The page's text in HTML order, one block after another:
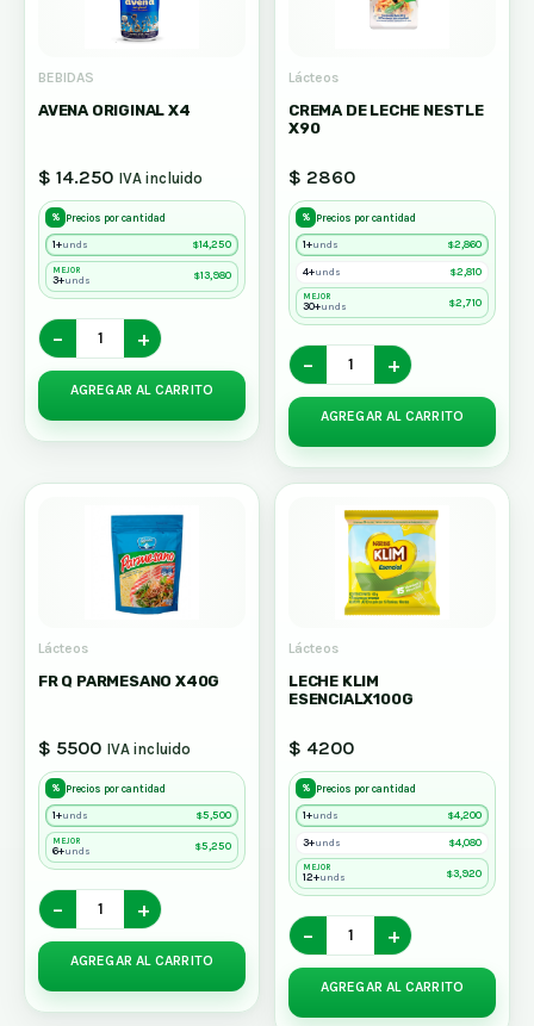
BEBIDAS
AVENA ORIGINAL X4
$ 14.250 IVA incluido
% Precios por cantidad
1+unds $14,250
MEJOR
3+unds $13,980
− +
AGREGAR AL CARRITO
Lácteos
CREMA DE LECHE NESTLE
X90
$ 2860
% Precios por cantidad
1+unds $2,860
4+unds $2,810
MEJOR
30+unds $2,710
− +
AGREGAR AL CARRITO
Lácteos
FR Q PARMESANO X40G
$ 5500 IVA incluido
% Precios por cantidad
1+unds $5,500
MEJOR
6+unds $5,250
− +
AGREGAR AL CARRITO
Lácteos
LECHE KLIM
ESENCIALX100G
$ 4200
% Precios por cantidad
1+unds $4,200
3+unds $4,080
MEJOR
12+unds $3,920
− +
AGREGAR AL CARRITO